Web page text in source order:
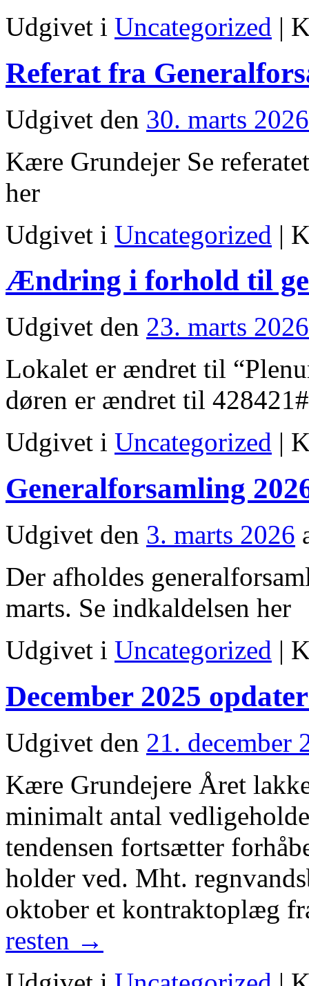
Udgivet i Uncategorized |
Referat fra
Udgivet den 30. marts 2026
Kære Grundejer Se
her
Udgivet i Uncategorized |
Ændring i forhold til
Udgivet den 23. marts 2026
Lokalet er ændret til
døren er ændret til
Udgivet i Uncategorized |
Generalforsamling
Udgivet den 3. marts 2026
Der afholdes
marts. Se indkaldelsen her
Udgivet i Uncategorized |
December 2025
Udgivet den 21. december
Kære Grundejere Året
minimalt antal
tendensen fortsætter
holder ved. Mht.
oktober et kontraktoplæg
resten →